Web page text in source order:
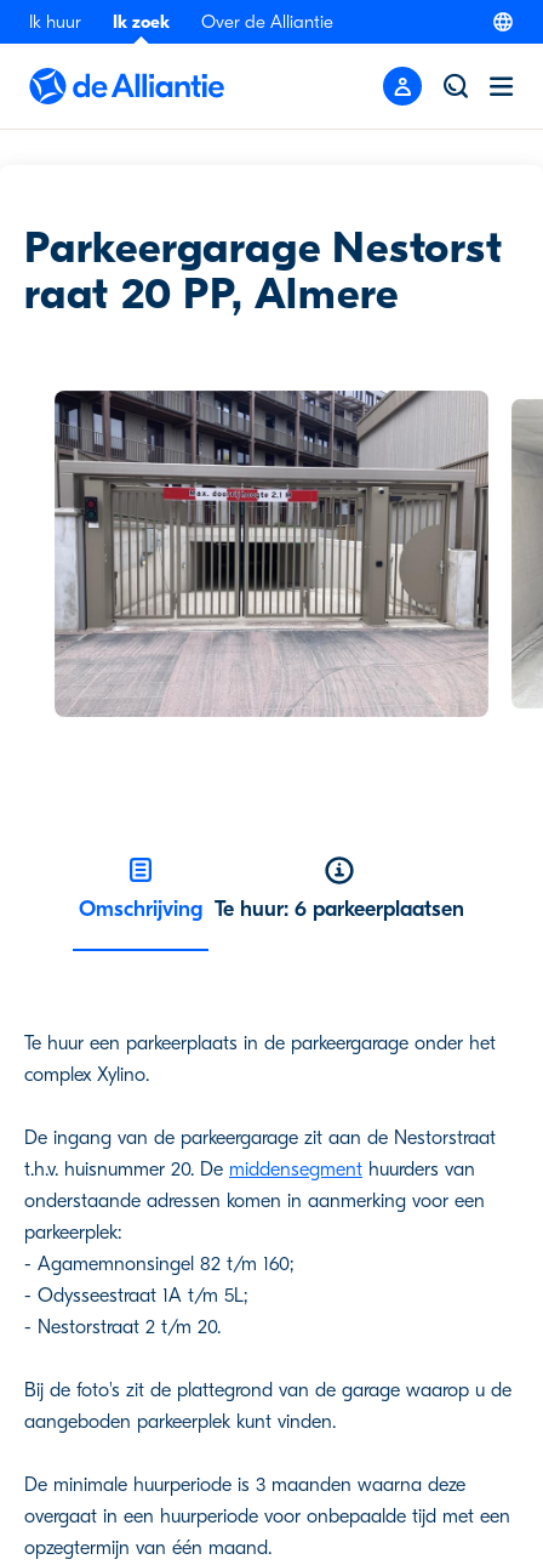
Ik huur Ik zoek Over de Alliantie
Terug
Parkeergarage Nestorst
raat 20 PP, Almere
Omschrijving Te huur: 6 parkeerplaatsen
Te huur een parkeerplaats in de parkeergarage onder het
complex Xylino.
De ingang van de parkeergarage zit aan de Nestorstraat
t.h.v. huisnummer 20. De middensegment huurders van
onderstaande adressen komen in aanmerking voor een
parkeerplek:
- Agamemnonsingel 82 t/m 160;
- Odysseestraat 1A t/m 5L;
- Nestorstraat 2 t/m 20.
Bij de foto's zit de plattegrond van de garage waarop u de
aangeboden parkeerplek kunt vinden.
De minimale huurperiode is 3 maanden waarna deze
overgaat in een huurperiode voor onbepaalde tijd met een
opzegtermijn van één maand.